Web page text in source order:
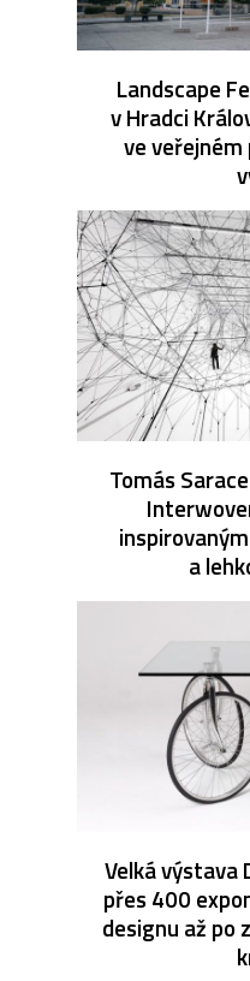
Landscape
v Hradci
ve
Tomás
a
Velká výstava
přes 400
designu až po